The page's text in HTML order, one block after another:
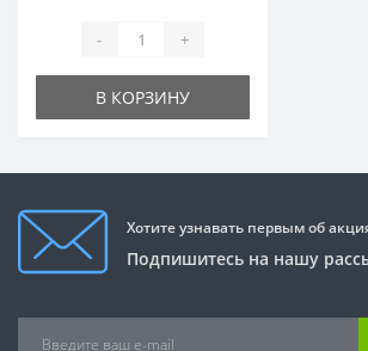
- +
В КОРЗИНУ
Хотите узнавать первым об
Подпишитесь на нашу